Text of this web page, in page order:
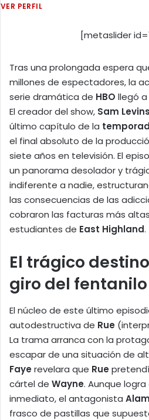
VER PERFIL
[metaslider
Tras una prolongada espera
millones de espectadores, la
serie dramática de HBO llegó
El creador del show, Sam
último capítulo de la
el final absoluto de la
siete años en televisión. El
un panorama desolador y
indiferente a nadie,
las consecuencias de las
cobraron las facturas más
estudiantes de East Highland.
El trágico
giro del fentanilo
El núcleo de este último
autodestructiva de Rue
La trama arranca con la
escapar de una situación de
Fayerevelara que Rue
cártel de Wayne. Aunque
inmediato, el antagonista
frasco de pastillas que